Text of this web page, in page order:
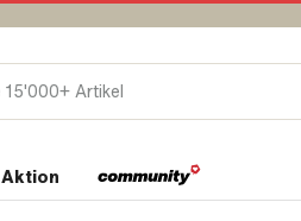
Aktion